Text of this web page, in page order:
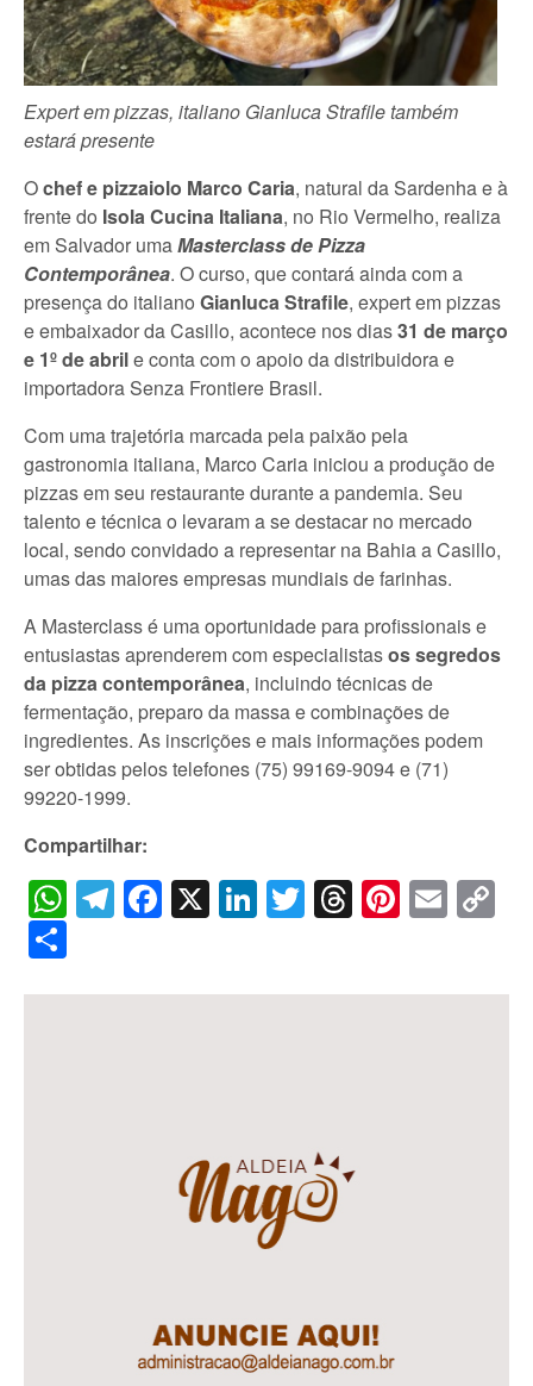
Expert em pizzas, italiano Gianluca Strafile também
estará presente
Ochef e pizzaiolo Marco Caria, natural da Sardenha e à
frente do Isola Cucina Italiana, no Rio Vermelho, realiza
em Salvador umaMasterclass de Pizza
Contemporânea. O curso, que contará ainda com a
presença do italiano Gianluca Strafile, expert em pizzas
e embaixador da Casillo, acontece nos dias31 de março
e 1º de abrile conta com o apoio da distribuidora e
importadora Senza Frontiere Brasil.
Com uma trajetória marcada pela paixão pela
gastronomia italiana, Marco Caria iniciou a produção de
pizzas em seu restaurante durante a pandemia. Seu
talento e técnica o levaram a se destacar no mercado
local, sendo convidado a representar na Bahia a Casillo,
umas das maiores empresas mundiais de farinhas.
A Masterclass é uma oportunidade para profissionais e
entusiastas aprenderem com especialistasos segredos
da pizza contemporânea, incluindo técnicas de
fermentação, preparo da massa e combinações de
ingredientes. As inscrições e mais informações podem
ser obtidas pelos telefones (75) 99169-9094 e (71)
99220-1999.
Compartilhar:
WhatsApp
Telegram
Facebook
X LinkedIn
Twitter
Threads